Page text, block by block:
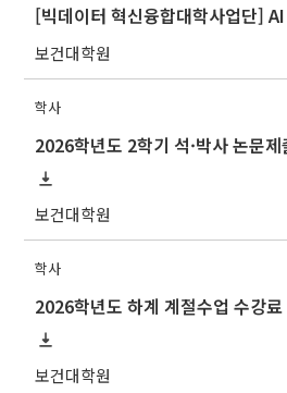
보건대학원
학사
보건대학원
학사
보건대학원